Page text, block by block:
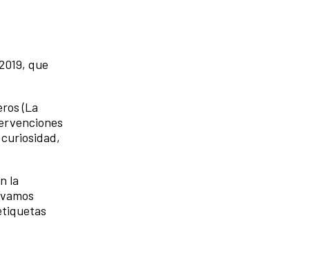
que
(La
la